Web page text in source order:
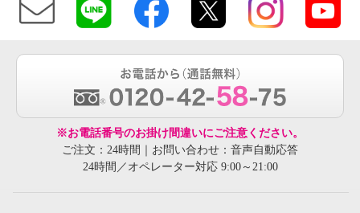
※お電話番号のお掛け間違いにご注意ください。
ご注文：24時間｜お問い合わせ：音声自動応答
24時間／オペレーター対応 9:00～21:00